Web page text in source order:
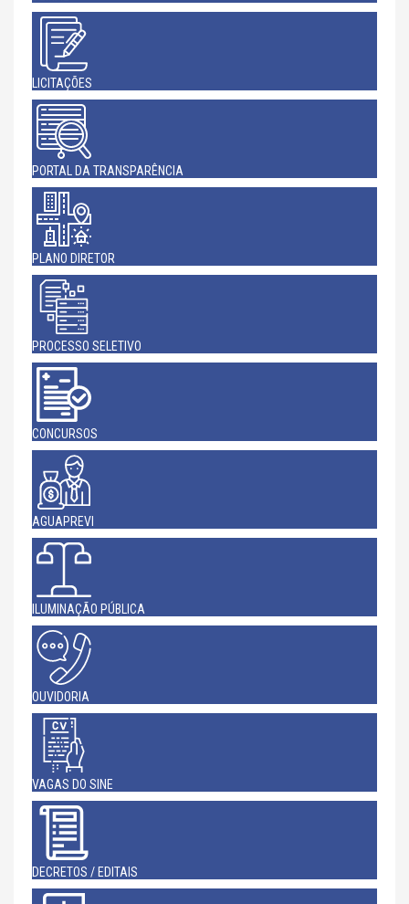
LICITAÇÕES
PORTAL DA TRANSPARÊNCIA
PLANO DIRETOR
PROCESSO SELETIVO
CONCURSOS
AGUAPREVI
ILUMINAÇÃO PÚBLICA
OUVIDORIA
VAGAS DO SINE
DECRETOS / EDITAIS